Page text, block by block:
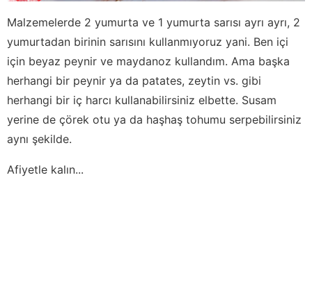
Malzemelerde 2 yumurta ve 1 yumurta sarısı ayrı ayrı, 2
yumurtadan birinin sarısını kullanmıyoruz yani. Ben içi
için beyaz peynir ve maydanoz kullandım. Ama başka
herhangi bir peynir ya da patates, zeytin vs. gibi
herhangi bir iç harcı kullanabilirsiniz elbette. Susam
yerine de çörek otu ya da haşhaş tohumu serpebilirsiniz
aynı şekilde.
Afiyetle kalın...